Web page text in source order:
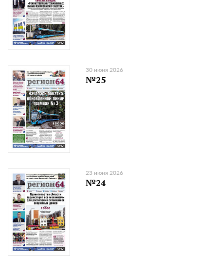
30 июня 2026
№25
23 июня 2026
№24